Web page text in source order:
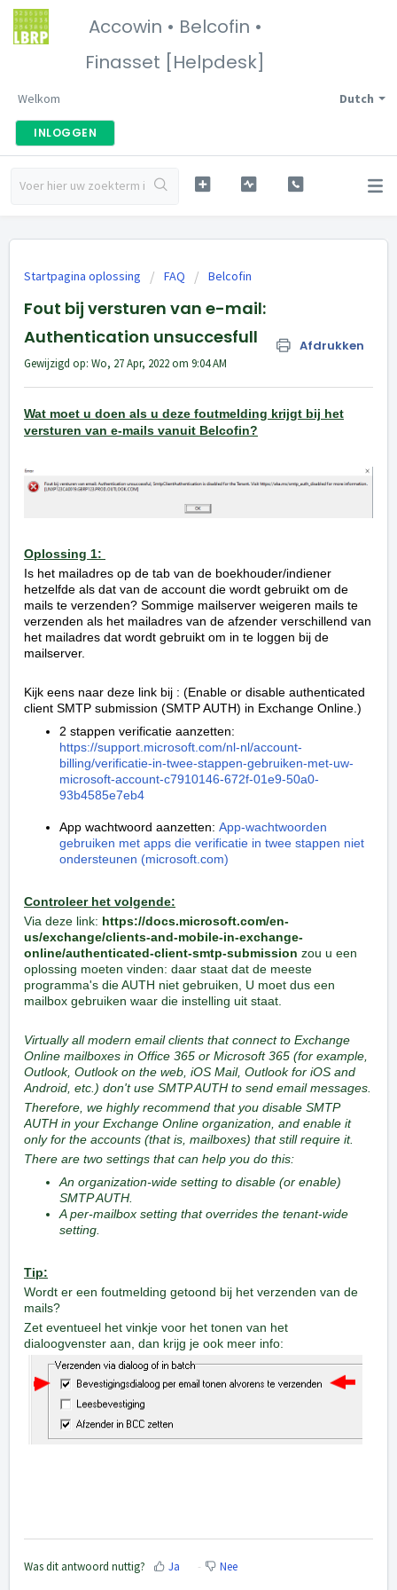
Accowin • Belcofin •
Finasset [Helpdesk]
Dutch
Welkom
INLOGGEN
Startpagina oplossing FAQ Belcofin
Fout bij versturen van e-mail:
Authentication unsuccesfull
Afdrukken
Gewijzigd op: Wo, 27 Apr, 2022 om 9:04 AM
Wat moet u doen als u deze foutmelding krijgt bij het
versturen van e-mails vanuit Belcofin?
Oplossing 1:
Is het mailadres op de tab van de boekhouder/indiener
hetzelfde als dat van de account die wordt gebruikt om de
mails te verzenden? Sommige mailserver weigeren mails te
verzenden als het mailadres van de afzender verschillend van
het mailadres dat wordt gebruikt om in te loggen bij de
mailserver.
Kijk eens naar deze link bij : (Enable or disable authenticated
client SMTP submission (SMTP AUTH) in Exchange Online.)
2 stappen verificatie aanzetten:
https://support.microsoft.com/nl-nl/account-
billing/verificatie-in-twee-stappen-gebruiken-met-uw-
microsoft-account-c7910146-672f-01e9-50a0-
93b4585e7eb4
App wachtwoord aanzetten: App-wachtwoorden
gebruiken met apps die verificatie in twee stappen niet
ondersteunen (microsoft.com)
Controleer het volgende:
Via deze link: https://docs.microsoft.com/en-
us/exchange/clients-and-mobile-in-exchange-
online/authenticated-client-smtp-submission zou u een
oplossing moeten vinden: daar staat dat de meeste
programma's die AUTH niet gebruiken, U moet dus een
mailbox gebruiken waar die instelling uit staat.
Virtually all modern email clients that connect to Exchange
Online mailboxes in Office 365 or Microsoft 365 (for example,
Outlook, Outlook on the web, iOS Mail, Outlook for iOS and
Android, etc.) don't use SMTP AUTH to send email messages.
Therefore, we highly recommend that you disable SMTP
AUTH in your Exchange Online organization, and enable it
only for the accounts (that is, mailboxes) that still require it.
There are two settings that can help you do this:
An organization-wide setting to disable (or enable)
SMTP AUTH.
A per-mailbox setting that overrides the tenant-wide
setting.
Tip:
Wordt er een foutmelding getoond bij het verzenden van de
mails?
Zet eventueel het vinkje voor het tonen van het
dialoogvenster aan, dan krijg je ook meer info:
Was dit antwoord nuttig? Ja Nee